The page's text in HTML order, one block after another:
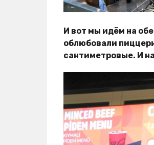
И вот мы идём на
облюбовали
сантиметровые. И